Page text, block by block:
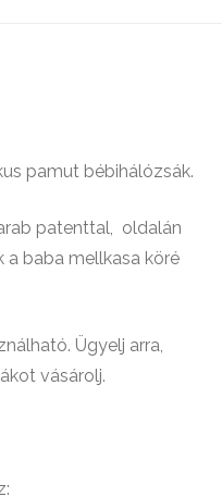
pamut bébihálózsák.
patenttal, oldalán
a baba mellkasa köré
Ügyelj arra,
vásárolj.